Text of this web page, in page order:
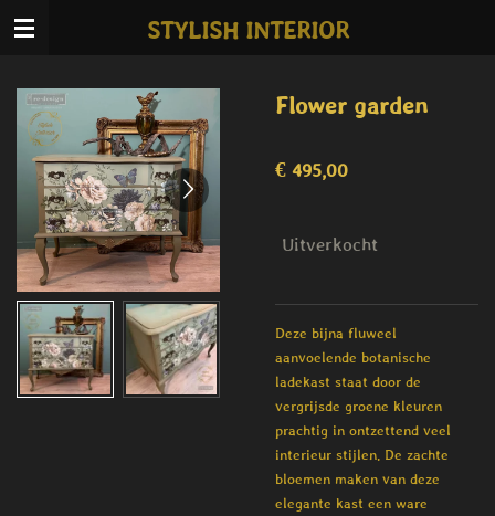
Ga
de
hoofdinhoud
STYLISH INTERIOR
Flower garden
€ 495,00
Uitverkocht
Deze bijna fluweel
aanvoelende botanische
ladekast staat door de
vergrijsde groene kleuren
prachtig in ontzettend veel
interieur stijlen. De zachte
bloemen maken van deze
elegante kast een ware